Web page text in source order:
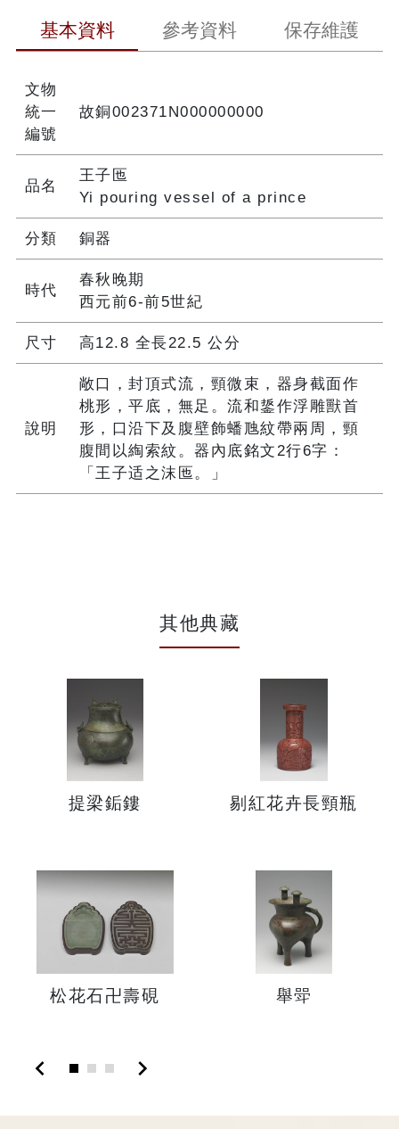
基本資料 參考資料 保存維護
文物
統一
編號
故銅002371N000000000
品名
王子匜
Yi pouring vessel of a prince
分類 銅器
時代
春秋晚期
西元前6-前5世紀
尺寸 高12.8 全長22.5 公分
說明
敞口，封頂式流，頸微束，器身截面作
桃形，平底，無足。流和鋬作浮雕獸首
形，口沿下及腹壁飾蟠虺紋帶兩周，頸
腹間以綯索紋。器內底銘文2行6字：
「王子适之沫匜。」
其他典藏
提梁銗鏤 剔紅花卉長頸瓶
松花石卍壽硯 舉斝
chevron_left chevron_right